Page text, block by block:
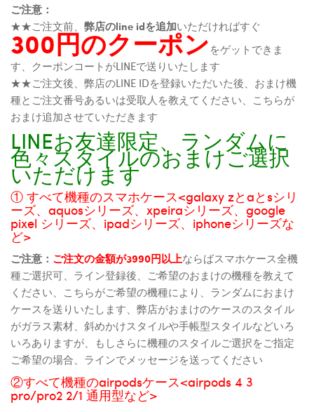
ご注意：
★★ご注文前、 弊店のline idを追加いただければすぐ
300円のクーポンをゲットできま
す、クーポンコートがLINEで送りいたします
★★ご注文後、弊店のLINE IDを登録いただいた後、おまけ機
種とご注文番号あるいは受取人を教えてください、こちらが
おまけ追加させていただきます
LINEお友達限定、ランダムに
色々スタイルのおまけご選択
いただけます
① すべて機種のスマホケース<galaxy zとaとsシリ
ーズ、aquosシリーズ、xpeiraシリーズ、google
pixel シリーズ、ipadシリーズ、iphoneシリーズな
ど>
ご注意： ご注文の金額が3990円以上ならばスマホケース全機
種ご選択可、ライン登録後、ご希望のおまけの機種を教えて
ください、こちらがご希望の機種により、ランダムにおまけ
ケースを送りいたします、弊店がおまけのケースのスタイル
がガラス素材、斜めかけスタイルや手帳型スタイルなどいろ
いろありますが、もしさらに機種のスタイルご選択をご指定
ご希望の場合、ラインでメッセージを送ってください
②すべて機種のairpodsケース<airpods 4 3
pro/pro2 2/1 通用型など>